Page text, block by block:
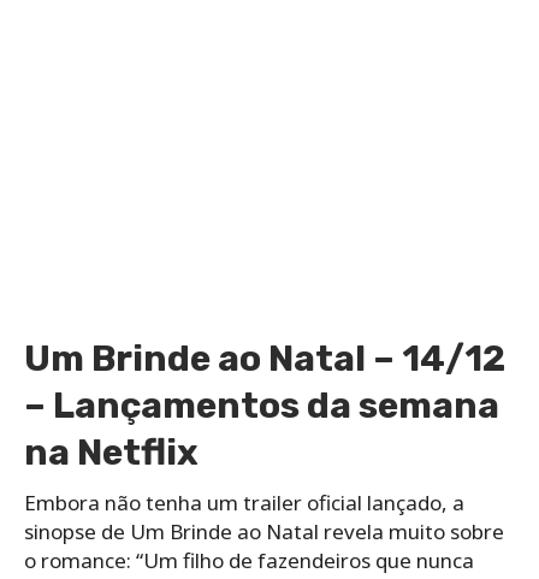
Um Brinde ao Natal – 14/12
– Lançamentos da semana
na Netflix
Embora não tenha um trailer oficial lançado, a
sinopse de Um Brinde ao Natal revela muito sobre
o romance: “Um filho de fazendeiros que nunca